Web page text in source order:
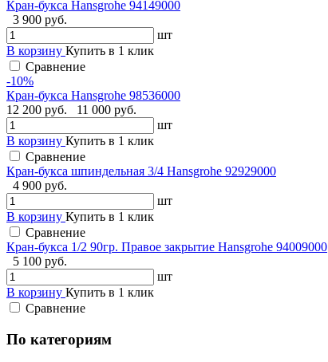
Кран-букса Hansgrohe 94149000
3 900 руб.
шт
В корзину Купить в 1 клик
Сравнение
-10%
Кран-букса Hansgrohe 98536000
12 200 руб.
11 000 руб.
шт
В корзину Купить в 1 клик
Сравнение
Кран-букса шпиндельная 3/4 Hansgrohe 92929000
4 900 руб.
шт
В корзину Купить в 1 клик
Сравнение
Кран-букса 1/2 90гр. Правое закрытие Hansgrohe 94009000
5 100 руб.
шт
В корзину Купить в 1 клик
Сравнение
По категориям